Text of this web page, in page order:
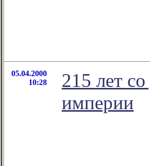
05.04.2000
10:28
215 лет
империи